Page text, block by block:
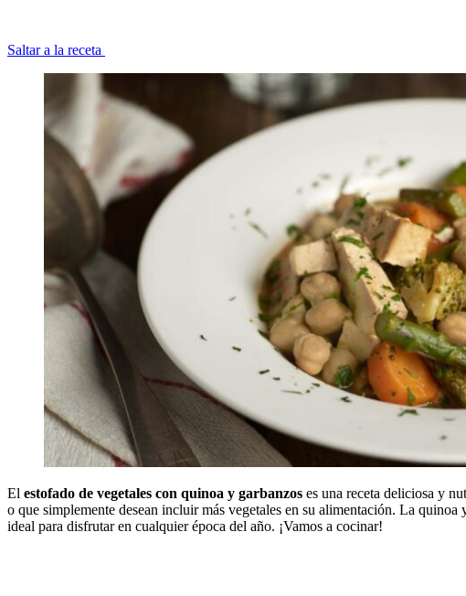
Saltar a la receta
El estofado de vegetales con quinoa y garbanzos es una receta deliciosa y
o que simplemente desean incluir más vegetales en su alimentación. La
ideal para disfrutar en cualquier época del año. ¡Vamos a cocinar!